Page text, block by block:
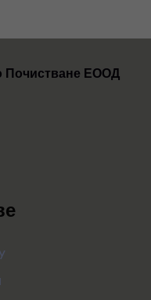
Почистване ЕООД